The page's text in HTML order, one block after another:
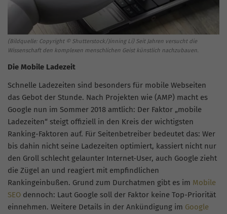
(Bildquelle: Copyright © Shutterstock/Jinning Li) Seit Jahren versucht die
Wissenschaft den komplexen menschlichen Geist künstlich nachzubauen.
Die Mobile Ladezeit
Schnelle Ladezeiten sind besonders für mobile Webseiten
das Gebot der Stunde. Nach Projekten wie (AMP) macht es
Google nun im Sommer 2018 amtlich: Der Faktor „mobile
Ladezeiten“ steigt offiziell in den Kreis der wichtigsten
Ranking-Faktoren auf. Für Seitenbetreiber bedeutet das: Wer
bis dahin nicht seine Ladezeiten optimiert, kassiert nicht nur
den Groll schlecht gelaunter Internet-User, auch Google zieht
die Zügel an und reagiert mit empfindlichen
Rankingeinbußen. Grund zum Durchatmen gibt es im Mobile
SEO dennoch: Laut Google soll der Faktor keine Top-Priorität
einnehmen. Weitere Details in der Ankündigung im Google